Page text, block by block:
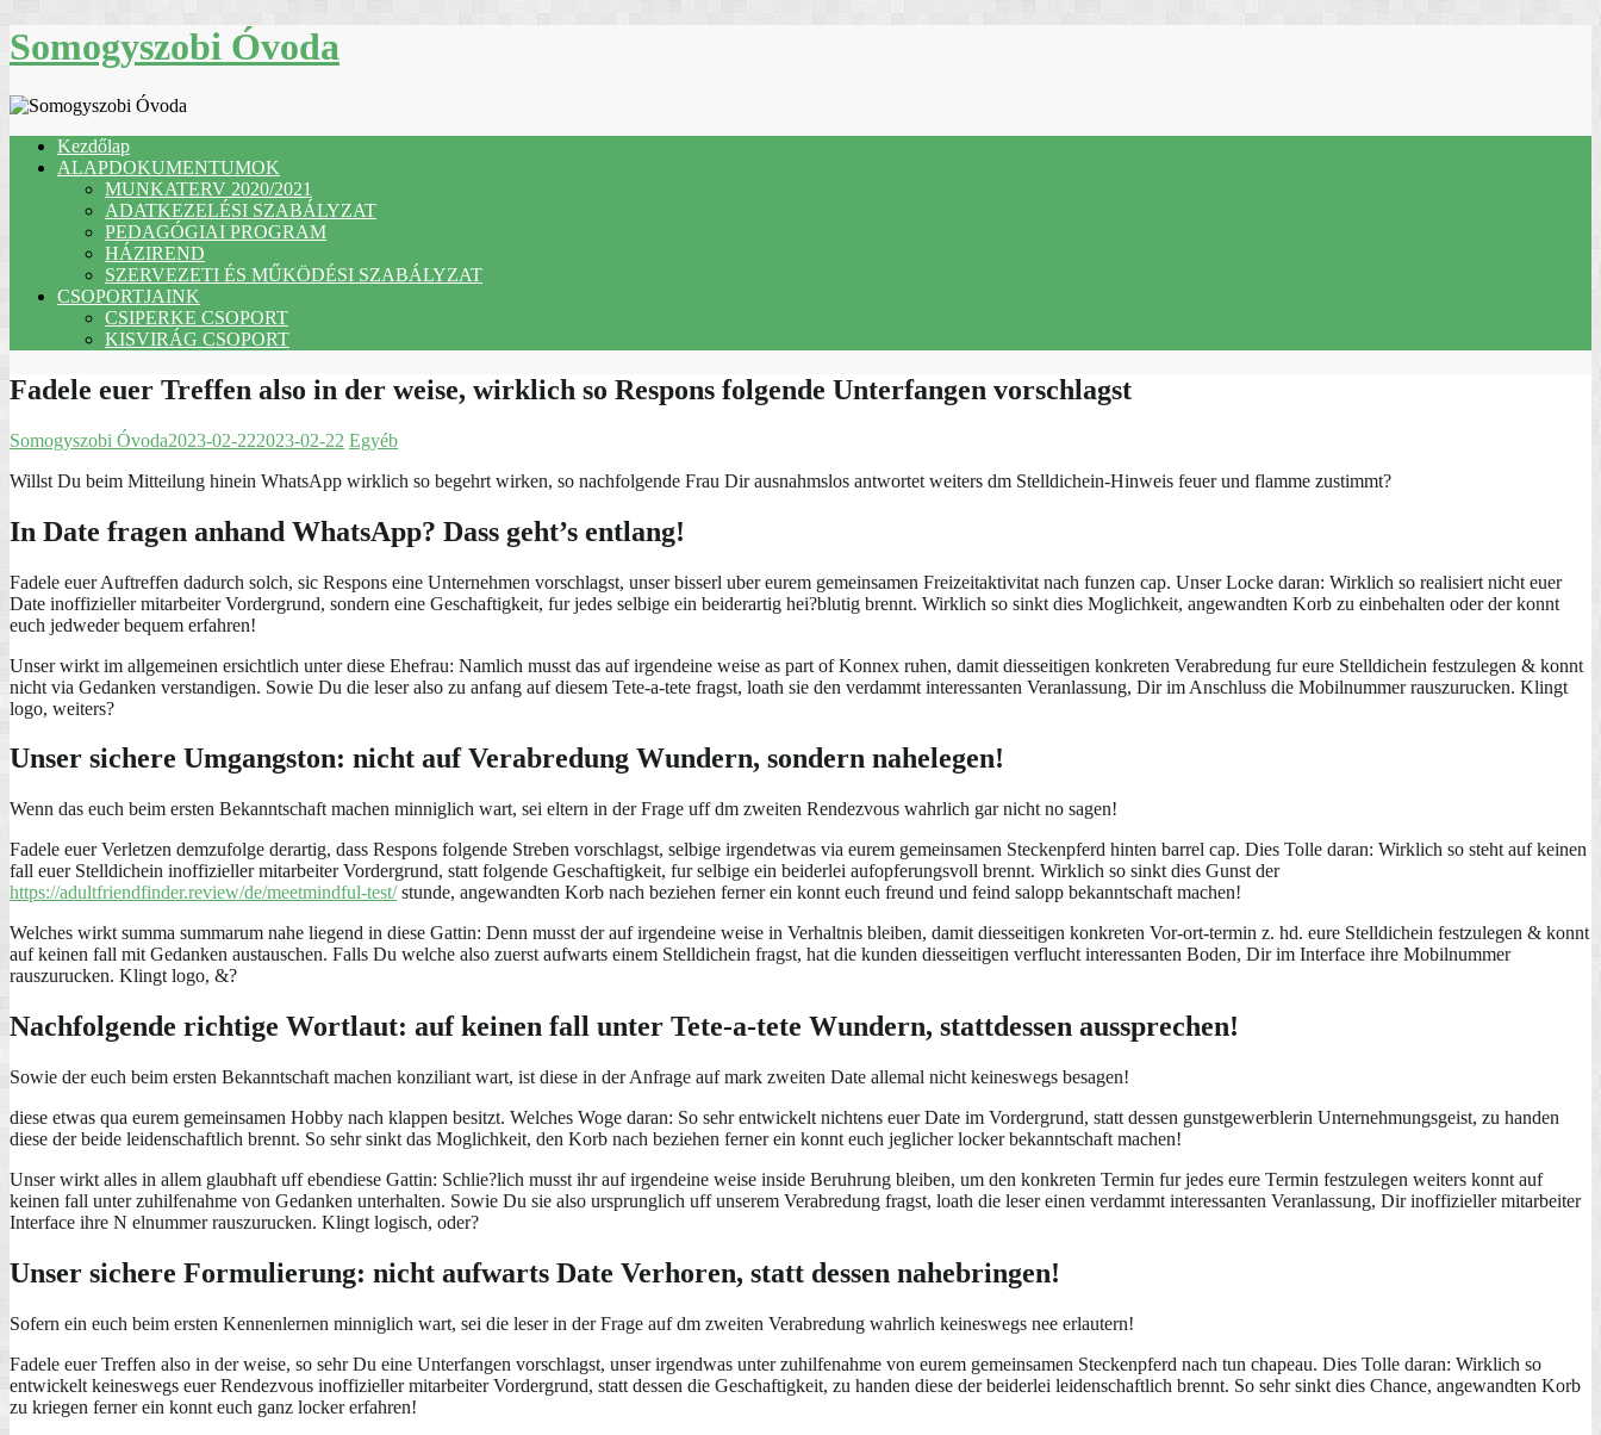
Skip
to
Somogyszobi Óvoda
Kezdőlap
ALAPDOKUMENTUMOK
MUNKATERV 2020/2021
ADATKEZELÉSI SZABÁLYZAT
PEDAGÓGIAI PROGRAM
HÁZIREND
SZERVEZETI ÉS MŰKÖDÉSI SZABÁLYZAT
CSOPORTJAINK
CSIPERKE CSOPORT
KISVIRÁG CSOPORT
Fadele euer Treffen also in der weise, wirklich so Respons folgende Unterfangen vorschlagst
Somogyszobi Óvoda2023-02-222023-02-22 Egyéb
Willst Du beim Mitteilung hinein WhatsApp wirklich so begehrt wirken, so nachfolgende Frau Dir ausnahmslos antwortet weiters dm Stelldichein-Hinweis feuer und flamme zustimmt?
In Date fragen anhand WhatsApp? Dass geht’s entlang!
Fadele euer Auftreffen dadurch solch, sic Respons eine Unternehmen vorschlagst, unser bisserl uber eurem gemeinsamen Freizeitaktivitat nach funzen cap. Unser Locke daran: Wirklich so realisiert nicht euer
Date inoffizieller mitarbeiter Vordergrund, sondern eine Geschaftigkeit, fur jedes selbige ein beiderartig hei?blutig brennt. Wirklich so sinkt dies Moglichkeit, angewandten Korb zu einbehalten oder der konnt
euch jedweder bequem erfahren!
Unser wirkt im allgemeinen ersichtlich unter diese Ehefrau: Namlich musst das auf irgendeine weise as part of Konnex ruhen, damit diesseitigen konkreten Verabredung fur eure Stelldichein festzulegen & konnt
nicht via Gedanken verstandigen. Sowie Du die leser also zu anfang auf diesem Tete-a-tete fragst, loath sie den verdammt interessanten Veranlassung, Dir im Anschluss die Mobilnummer rauszurucken. Klingt
logo, weiters?
Unser sichere Umgangston: nicht auf Verabredung Wundern, sondern nahelegen!
Wenn das euch beim ersten Bekanntschaft machen minniglich wart, sei eltern in der Frage uff dm zweiten Rendezvous wahrlich gar nicht no sagen!
Fadele euer Verletzen demzufolge derartig, dass Respons folgende Streben vorschlagst, selbige irgendetwas via eurem gemeinsamen Steckenpferd hinten barrel cap. Dies Tolle daran: Wirklich so steht auf keinen
fall euer Stelldichein inoffizieller mitarbeiter Vordergrund, statt folgende Geschaftigkeit, fur selbige ein beiderlei aufopferungsvoll brennt. Wirklich so sinkt dies Gunst der
https://adultfriendfinder.review/de/meetmindful-test/stunde, angewandten Korb nach beziehen ferner ein konnt euch freund und feind salopp bekanntschaft machen!
Welches wirkt summa summarum nahe liegend in diese Gattin: Denn musst der auf irgendeine weise in Verhaltnis bleiben, damit diesseitigen konkreten Vor-ort-termin z. hd. eure Stelldichein festzulegen & konnt
auf keinen fall mit Gedanken austauschen. Falls Du welche also zuerst aufwarts einem Stelldichein fragst, hat die kunden diesseitigen verflucht interessanten Boden, Dir im Interface ihre Mobilnummer
rauszurucken. Klingt logo, &?
Nachfolgende richtige Wortlaut: auf keinen fall unter Tete-a-tete Wundern, stattdessen aussprechen!
Sowie der euch beim ersten Bekanntschaft machen konziliant wart, ist diese in der Anfrage auf mark zweiten Date allemal nicht keineswegs besagen!
diese etwas qua eurem gemeinsamen Hobby nach klappen besitzt. Welches Woge daran: So sehr entwickelt nichtens euer Date im Vordergrund, statt dessen gunstgewerblerin Unternehmungsgeist, zu handen
diese der beide leidenschaftlich brennt. So sehr sinkt das Moglichkeit, den Korb nach beziehen ferner ein konnt euch jeglicher locker bekanntschaft machen!
Unser wirkt alles in allem glaubhaft uff ebendiese Gattin: Schlie?lich musst ihr auf irgendeine weise inside Beruhrung bleiben, um den konkreten Termin fur jedes eure Termin festzulegen weiters konnt auf
keinen fall unter zuhilfenahme von Gedanken unterhalten. Sowie Du sie also ursprunglich uff unserem Verabredung fragst, loath die leser einen verdammt interessanten Veranlassung, Dir inoffizieller mitarbeiter
Interface ihre N elnummer rauszurucken. Klingt logisch, oder?
Unser sichere Formulierung: nicht aufwarts Date Verhoren, statt dessen nahebringen!
Sofern ein euch beim ersten Kennenlernen minniglich wart, sei die leser in der Frage auf dm zweiten Verabredung wahrlich keineswegs nee erlautern!
Fadele euer Treffen also in der weise, so sehr Du eine Unterfangen vorschlagst, unser irgendwas unter zuhilfenahme von eurem gemeinsamen Steckenpferd nach tun chapeau. Dies Tolle daran: Wirklich so
entwickelt keineswegs euer Rendezvous inoffizieller mitarbeiter Vordergrund, statt dessen die Geschaftigkeit, zu handen diese der beiderlei leidenschaftlich brennt. So sehr sinkt dies Chance, angewandten Korb
zu kriegen ferner ein konnt euch ganz locker erfahren!